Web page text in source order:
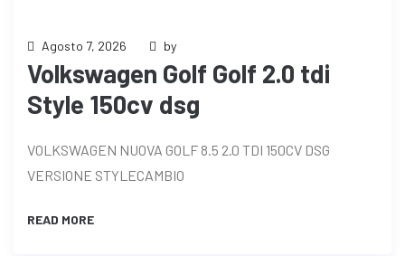
Agosto 7, 2026 by
Volkswagen Golf Golf 2.0 tdi
Style 150cv dsg
VOLKSWAGEN NUOVA GOLF 8.5 2.0 TDI 150CV DSG
VERSIONE STYLECAMBIO
READ MORE